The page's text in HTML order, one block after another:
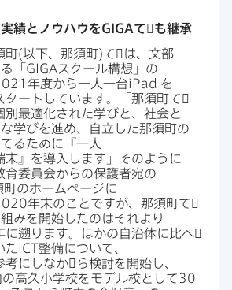
績と​ノウハウをGIGAて​゙も​継承
町(以下、​那須町)て​゙は、​文部​
「 GIGAスクール構想」の​
年度から​一人​一台iPad を​
タートしています。​「那須町て​゙
別最適化された​学びと、​社会と​
学びを​進め、​自立した​那須町の​
る​ために​『一人​
末』を​導入します」​そのように​
育委員会からの​保護者宛の​
町の​ホームページに​
年末の​ことですが、​那須町て​゙
みを​開始したのは​それより​
に​遡ります。​ほかの​自治体に​比へ​゙
た ICT整備に​ついて、​
考にしなか​゙ら検討を​開始し、
高久小学校を​モデル校と​して 30